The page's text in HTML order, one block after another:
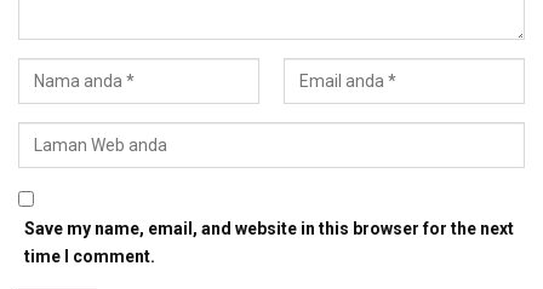
Save my name, email, and website in this browser for the next
time I comment.